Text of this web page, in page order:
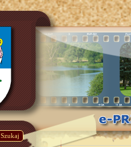
Szukaj